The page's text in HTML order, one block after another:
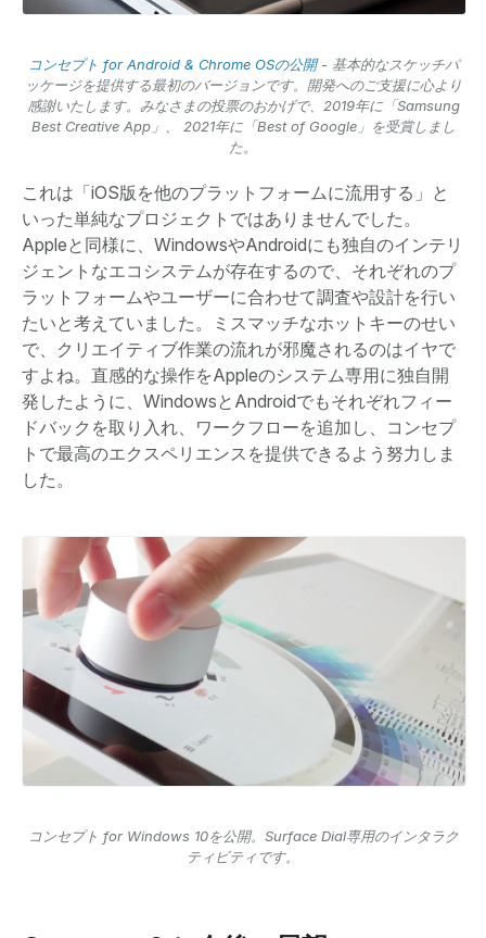
コンセプト for Android & Chrome OSの公開- 基本的なスケッチパ
ッケージを提供する最初のバージョンです。開発へのご支援に心より
感謝いたします。みなさまの投票のおかげで、2019年に「Samsung
Best Creative App」、 2021年に「Best of Google」を受賞しまし
た。
これは「iOS版を他のプラットフォームに流用する」と
いった単純なプロジェクトではありませんでした。
Appleと同様に、WindowsやAndroidにも独自のインテリ
ジェントなエコシステムが存在するので、それぞれのプ
ラットフォームやユーザーに合わせて調査や設計を行い
たいと考えていました。ミスマッチなホットキーのせい
で、クリエイティブ作業の流れが邪魔されるのはイヤで
すよね。直感的な操作をAppleのシステム専用に独自開
発したように、WindowsとAndroidでもそれぞれフィー
ドバックを取り入れ、ワークフローを追加し、コンセプ
トで最高のエクスペリエンスを提供できるよう努力しま
した。
コンセプト for Windows 10を公開。Surface Dial専用のインタラク
ティビティです。